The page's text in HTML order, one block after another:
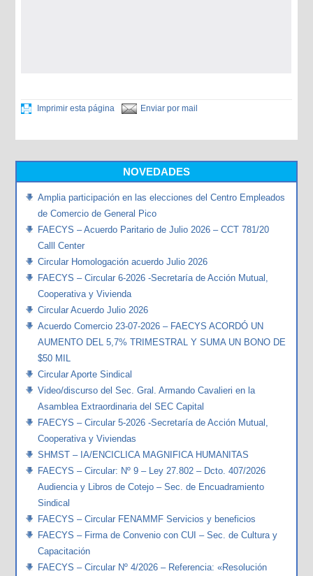
Imprimir esta página Enviar por mail
NOVEDADES
Amplia participación en las elecciones del Centro Empleados
de Comercio de General Pico
FAECYS – Acuerdo Paritario de Julio 2026 – CCT 781/20
Calll Center
Circular Homologación acuerdo Julio 2026
FAECYS – Circular 6-2026 -Secretaría de Acción Mutual,
Cooperativa y Vivienda
Circular Acuerdo Julio 2026
Acuerdo Comercio 23-07-2026 – FAECYS ACORDÓ UN
AUMENTO DEL 5,7% TRIMESTRAL Y SUMA UN BONO DE
$50 MIL
Circular Aporte Sindical
Video/discurso del Sec. Gral. Armando Cavalieri en la
Asamblea Extraordinaria del SEC Capital
FAECYS – Circular 5-2026 -Secretaría de Acción Mutual,
Cooperativa y Viviendas
SHMST – IA/ENCICLICA MAGNIFICA HUMANITAS
FAECYS – Circular: Nº 9 – Ley 27.802 – Dcto. 407/2026
Audiencia y Libros de Cotejo – Sec. de Encuadramiento
Sindical
FAECYS – Circular FENAMMF Servicios y beneficios
FAECYS – Firma de Convenio con CUI – Sec. de Cultura y
Capacitación
FAECYS – Circular Nº 4/2026 – Referencia: «Resolución